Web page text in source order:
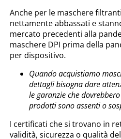
Anche per le maschere
nettamente abbassati e
mercato precedenti alla
maschere DPI prima della
per dispositivo.
Quando acquistiamo
dettagli bisogna dare
le garanzie che
prodotti sono assenti o
I certificati che si trovano in
validità, sicurezza o qualità